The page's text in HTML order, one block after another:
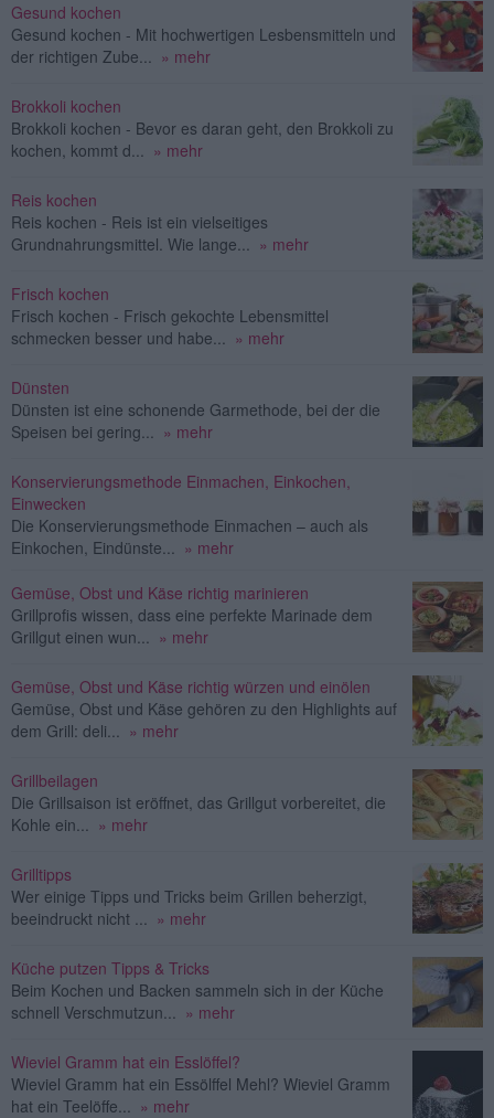
Gesund kochen
Gesund kochen - Mit hochwertigen Lesbensmitteln und
der richtigen Zube... » mehr
Brokkoli kochen
Brokkoli kochen - Bevor es daran geht, den Brokkoli zu
kochen, kommt d... » mehr
Reis kochen
Reis kochen - Reis ist ein vielseitiges
Grundnahrungsmittel. Wie lange... » mehr
Frisch kochen
Frisch kochen - Frisch gekochte Lebensmittel
schmecken besser und habe... » mehr
Dünsten
Dünsten ist eine schonende Garmethode, bei der die
Speisen bei gering... » mehr
Konservierungsmethode Einmachen, Einkochen,
Einwecken
Die Konservierungsmethode Einmachen – auch als
Einkochen, Eindünste... » mehr
Gemüse, Obst und Käse richtig marinieren
Grillprofis wissen, dass eine perfekte Marinade dem
Grillgut einen wun... » mehr
Gemüse, Obst und Käse richtig würzen und einölen
Gemüse, Obst und Käse gehören zu den Highlights auf
dem Grill: deli... » mehr
Grillbeilagen
Die Grillsaison ist eröffnet, das Grillgut vorbereitet, die
Kohle ein... » mehr
Grilltipps
Wer einige Tipps und Tricks beim Grillen beherzigt,
beeindruckt nicht ... » mehr
Küche putzen Tipps & Tricks
Beim Kochen und Backen sammeln sich in der Küche
schnell Verschmutzun... » mehr
Wieviel Gramm hat ein Esslöffel?
Wieviel Gramm hat ein Essölffel Mehl? Wieviel Gramm
hat ein Teelöffe... » mehr